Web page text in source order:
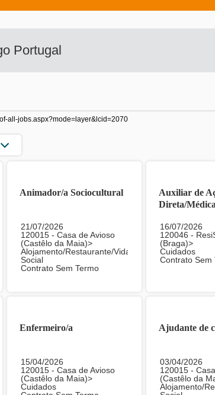
Portugal
all-jobs.aspx?mode=layer&lcid=2070
Animador/a Sociocultural
21/07/2026
120015 - Casa de Avioso
(Castêlo da Maia)>
Alojamento/Restaurante/Vida
Social
Contrato Sem Termo
Auxiliar de
Direta/Médica
16/07/2026
120046 -
(Braga)>
Cuidados
Contrato Sem
Enfermeiro/a
15/04/2026
120015 - Casa de Avioso
(Castêlo da Maia)>
Cuidados
Ajudante de
03/04/2026
120015 -
(Castêlo da
Alojamento/